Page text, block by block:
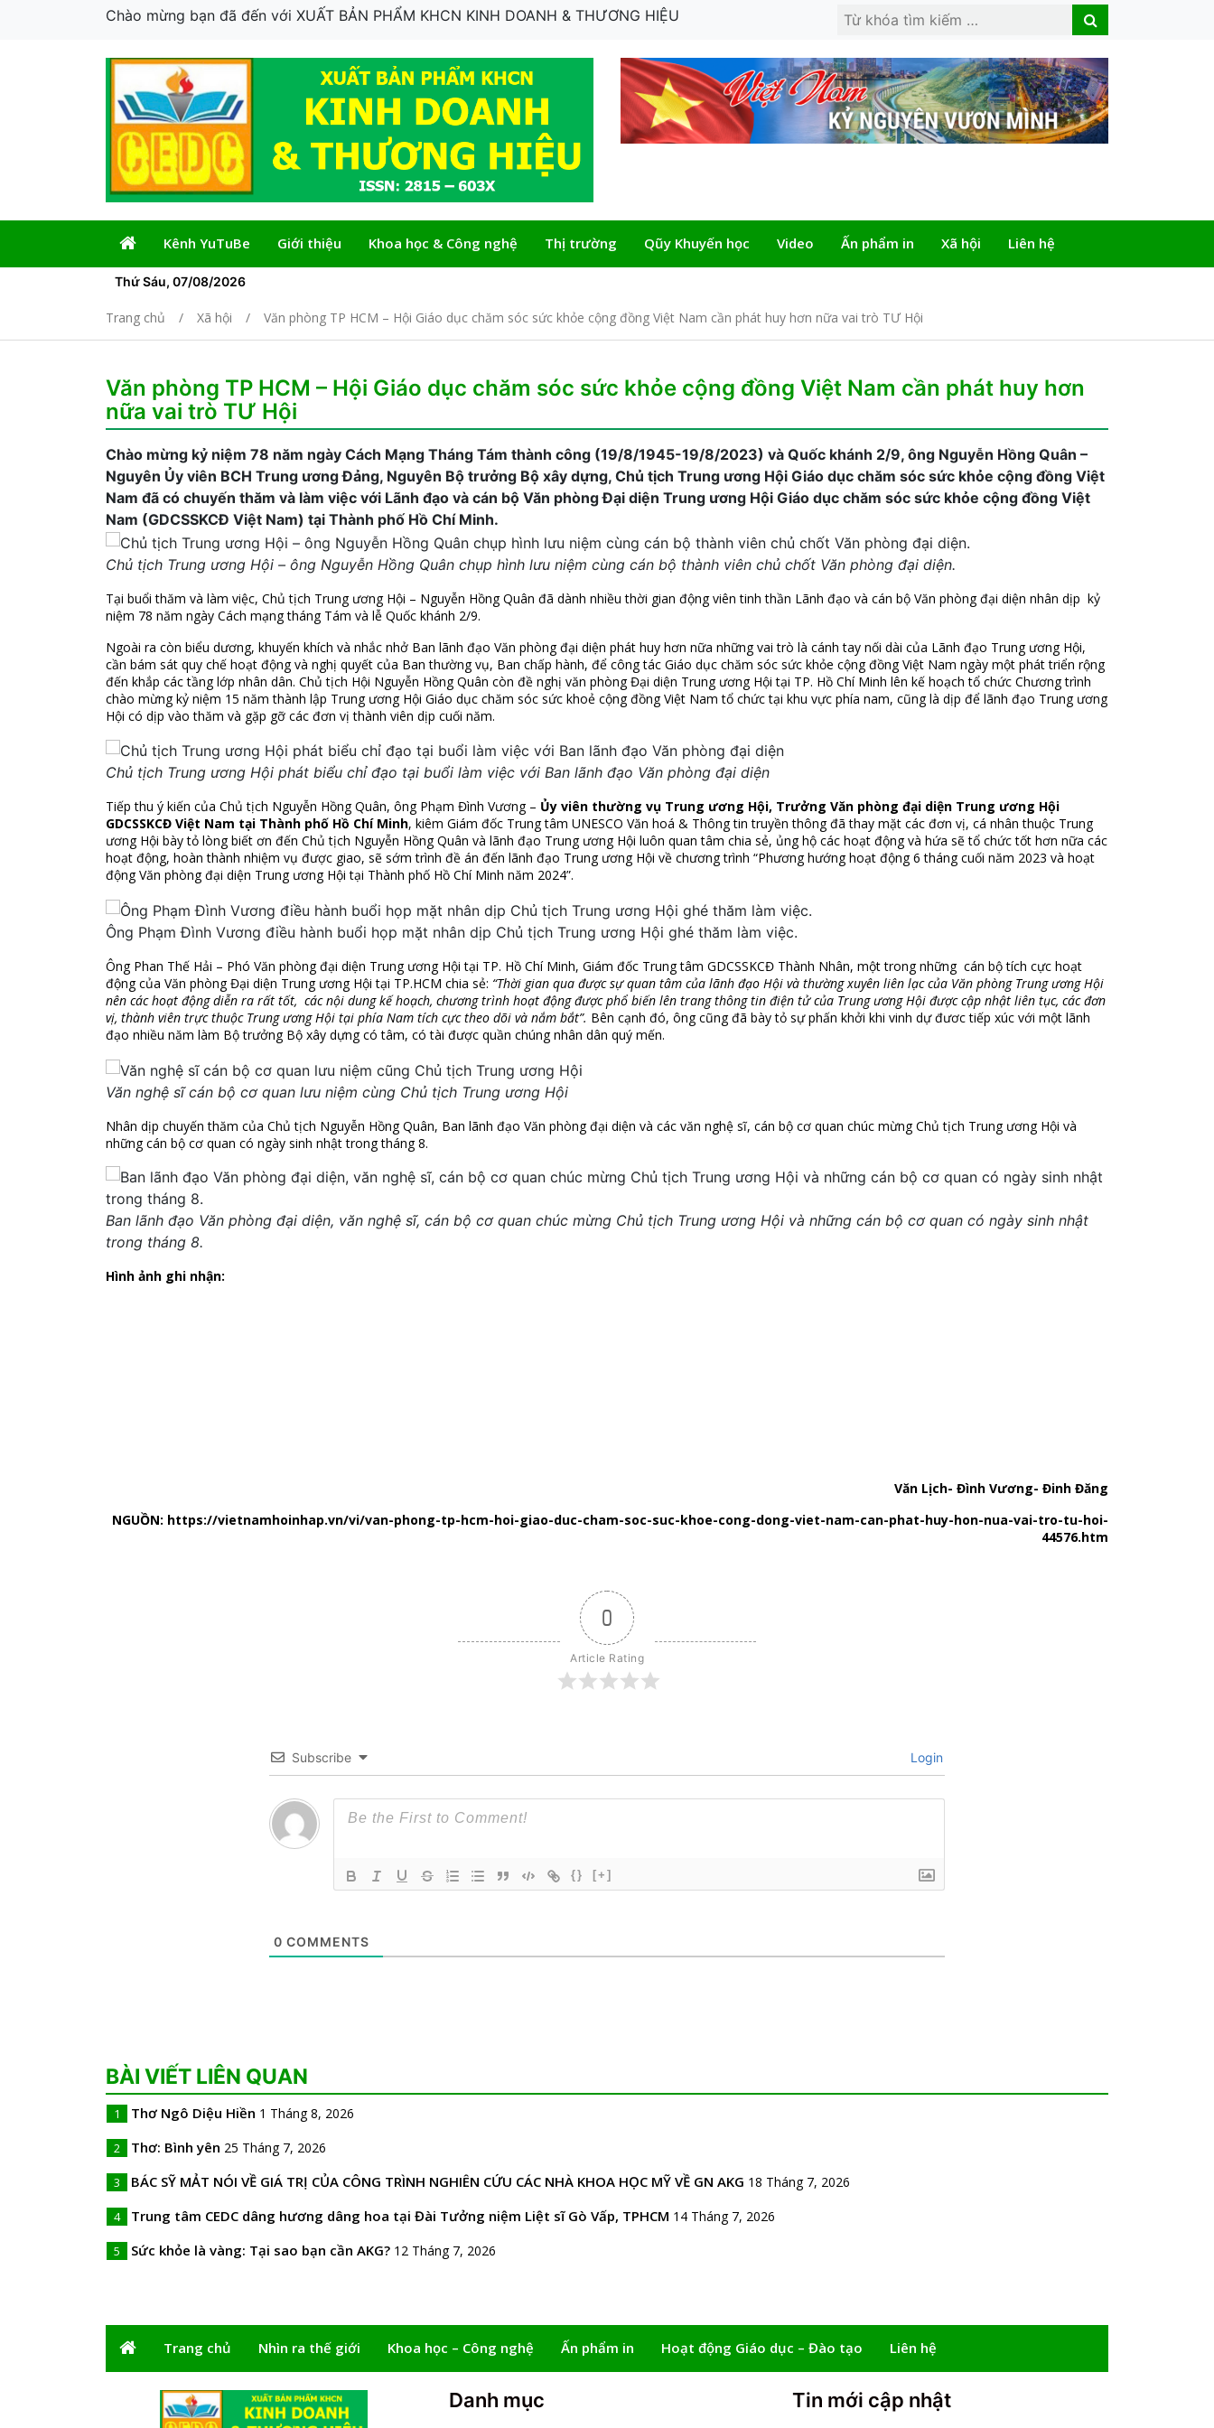
Chào mừng bạn đã đến với XUẤT BẢN PHẨM KHCN KINH DOANH & THƯƠNG HIỆU
Search
Search
Kênh YuTuBe Giới thiệu Khoa học & Công nghệ Thị trường Qũy Khuyến học Video Ấn phẩm in Xã hội Liên hệ
Thứ Sáu, 07/08/2026
Trang chủ Xã hội Văn phòng TP HCM – Hội Giáo dục chăm sóc sức khỏe cộng đồng Việt Nam cần phát huy hơn nữa vai trò TƯ Hội
Văn phòng TP HCM – Hội Giáo dục chăm sóc sức khỏe cộng đồng Việt Nam cần phát huy hơn
nữa vai trò TƯ Hội
Chào mừng kỷ niệm 78 năm ngày Cách Mạng Tháng Tám thành công (19/8/1945-19/8/2023) và Quốc khánh 2/9, ông Nguyễn Hồng Quân –
Nguyên Ủy viên BCH Trung ương Đảng, Nguyên Bộ trưởng Bộ xây dựng, Chủ tịch Trung ương Hội Giáo dục chăm sóc sức khỏe cộng đồng Việt
Nam đã có chuyến thăm và làm việc với Lãnh đạo và cán bộ Văn phòng Đại diện Trung ương Hội Giáo dục chăm sóc sức khỏe cộng đồng Việt
Nam (GDCSSKCĐ Việt Nam) tại Thành phố Hồ Chí Minh.
Chủ tịch Trung ương Hội – ông Nguyễn Hồng Quân chụp hình lưu niệm cùng cán bộ thành viên chủ chốt Văn phòng đại diện.
Tại buổi thăm và làm việc, Chủ tịch Trung ương Hội – Nguyễn Hồng Quân đã dành nhiều thời gian động viên tinh thần Lãnh đạo và cán bộ Văn phòng đại diện nhân dịp kỷ
niệm 78 năm ngày Cách mạng tháng Tám và lễ Quốc khánh 2/9.
Ngoài ra còn biểu dương, khuyến khích và nhắc nhở Ban lãnh đạo Văn phòng đại diện phát huy hơn nữa những vai trò là cánh tay nối dài của Lãnh đạo Trung ương Hội,
cần bám sát quy chế hoạt động và nghị quyết của Ban thường vụ, Ban chấp hành, để công tác Giáo dục chăm sóc sức khỏe cộng đồng Việt Nam ngày một phát triển rộng
đến khắp các tầng lớp nhân dân. Chủ tịch Hội Nguyễn Hồng Quân còn đề nghị văn phòng Đại diện Trung ương Hội tại TP. Hồ Chí Minh lên kế hoạch tổ chức Chương trình
chào mừng kỷ niệm 15 năm thành lập Trung ương Hội Giáo dục chăm sóc sức khoẻ cộng đồng Việt Nam tổ chức tại khu vực phía nam, cũng là dịp để lãnh đạo Trung ương
Hội có dịp vào thăm và gặp gỡ các đơn vị thành viên dịp cuối năm.
Chủ tịch Trung ương Hội phát biểu chỉ đạo tại buổi làm việc với Ban lãnh đạo Văn phòng đại diện
Tiếp thu ý kiến của Chủ tịch Nguyễn Hồng Quân, ông Phạm Đình Vương – Ủy viên thường vụ Trung ương Hội, Trưởng Văn phòng đại diện Trung ương Hội
GDCSSKCĐ Việt Nam tại Thành phố Hồ Chí Minh, kiêm Giám đốc Trung tâm UNESCO Văn hoá & Thông tin truyền thông đã thay mặt các đơn vị, cá nhân thuộc Trung
ương Hội bày tỏ lòng biết ơn đến Chủ tịch Nguyễn Hồng Quân và lãnh đạo Trung ương Hội luôn quan tâm chia sẻ, ủng hộ các hoạt động và hứa sẽ tổ chức tốt hơn nữa các
hoạt động, hoàn thành nhiệm vụ được giao, sẽ sớm trình đề án đến lãnh đạo Trung ương Hội về chương trình “Phương hướng hoạt động 6 tháng cuối năm 2023 và hoạt
động Văn phòng đại diện Trung ương Hội tại Thành phố Hồ Chí Minh năm 2024”.
Ông Phạm Đình Vương điều hành buổi họp mặt nhân dịp Chủ tịch Trung ương Hội ghé thăm làm việc.
Ông Phan Thế Hải – Phó Văn phòng đại diện Trung ương Hội tại TP. Hồ Chí Minh, Giám đốc Trung tâm GDCSSKCĐ Thành Nhân, một trong những cán bộ tích cực hoạt
động của Văn phòng Đại diện Trung ương Hội tại TP.HCM chia sẻ: “Thời gian qua được sự quan tâm của lãnh đạo Hội và thường xuyên liên lạc của Văn phòng Trung ương Hội
nên các hoạt động diễn ra rất tốt, các nội dung kế hoạch, chương trình hoạt động được phổ biến lên trang thông tin điện tử của Trung ương Hội được cập nhật liên tục, các đơn
vị, thành viên trực thuộc Trung ương Hội tại phía Nam tích cực theo dõi và nắm bắt”. Bên cạnh đó, ông cũng đã bày tỏ sự phấn khởi khi vinh dự đươc tiếp xúc với một lãnh
đạo nhiều năm làm Bộ trưởng Bộ xây dựng có tâm, có tài được quần chúng nhân dân quý mến.
Văn nghệ sĩ cán bộ cơ quan lưu niệm cùng Chủ tịch Trung ương Hội
Nhân dịp chuyến thăm của Chủ tịch Nguyễn Hồng Quân, Ban lãnh đạo Văn phòng đại diện và các văn nghệ sĩ, cán bộ cơ quan chúc mừng Chủ tịch Trung ương Hội và
những cán bộ cơ quan có ngày sinh nhật trong tháng 8.
Ban lãnh đạo Văn phòng đại diện, văn nghệ sĩ, cán bộ cơ quan chúc mừng Chủ tịch Trung ương Hội và những cán bộ cơ quan có ngày sinh nhật
trong tháng 8.
Hình ảnh ghi nhận:
Văn Lịch- Đình Vương- Đinh Đăng
NGUỒN: https://vietnamhoinhap.vn/vi/van-phong-tp-hcm-hoi-giao-duc-cham-soc-suc-khoe-cong-dong-viet-nam-can-phat-huy-hon-nua-vai-tro-tu-hoi-
44576.htm
0
Article Rating
Subscribe Login
{} [+]
0 COMMENTS
BÀI VIẾT LIÊN QUAN
1 Thơ Ngô Diệu Hiền 1 Tháng 8, 2026
2 Thơ: Bình yên 25 Tháng 7, 2026
3 BÁC SỸ MẢT NÓI VỀ GIÁ TRỊ CỦA CÔNG TRÌNH NGHIÊN CỨU CÁC NHÀ KHOA HỌC MỸ VỀ GN AKG 18 Tháng 7, 2026
4 Trung tâm CEDC dâng hương dâng hoa tại Đài Tưởng niệm Liệt sĩ Gò Vấp, TPHCM 14 Tháng 7, 2026
5 Sức khỏe là vàng: Tại sao bạn cần AKG? 12 Tháng 7, 2026
Trang chủ Nhìn ra thế giới Khoa học – Công nghệ Ấn phẩm in Hoạt động Giáo dục – Đào tạo Liên hệ
Danh mục Tin mới cập nhật